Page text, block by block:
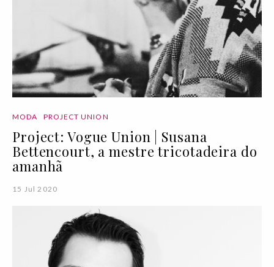
MODA PROJECT UNION
Project: Vogue Union | Susana
Bettencourt, a mestre tricotadeira do
amanhã
15 Jul 2020